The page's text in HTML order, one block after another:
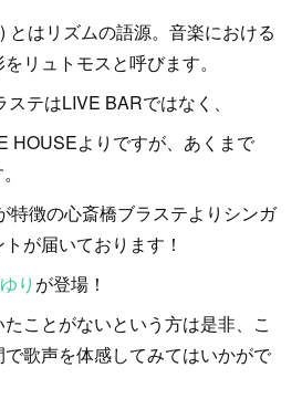
とはリズムの語源。音楽における
リュトモスと呼びます。
テはLIVE BARではなく、
HOUSEよりですが、あくまで
特徴の心斎橋ブラステよりシンガ
が届いております！
り が登場！
ことがないという方は是非、こ
歌声を体感してみてはいかがで